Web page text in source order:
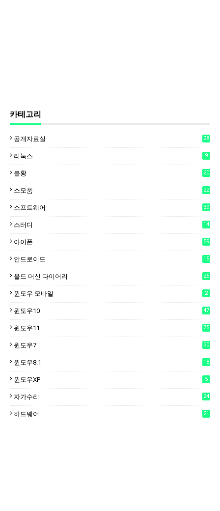
카테고리
공개자료실 28
리눅스 9
불황 20
소모품 22
소프트웨어 39
스터디 14
아이폰 59
안드로이드
15
올드 머신 다이어리 26
윈도우 모바일 2
윈도우10 47
윈도우11 75
윈도우7 30
윈도우8.1 18
윈도우XP 5
자가수리 24
하드웨어 21